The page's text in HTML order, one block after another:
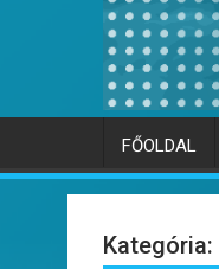
FŐOLDAL
Kategória: